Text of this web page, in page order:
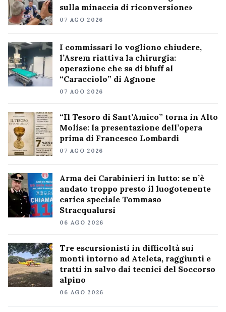
sulla minaccia di riconversione»
07 AGO 2026
I commissari lo vogliono chiudere,
l’Asrem riattiva la chirurgia:
operazione che sa di bluff al
“Caracciolo” di Agnone
07 AGO 2026
“Il Tesoro di Sant’Amico” torna in Alto
Molise: la presentazione dell’opera
prima di Francesco Lombardi
07 AGO 2026
Arma dei Carabinieri in lutto: se n’è
andato troppo presto il luogotenente
carica speciale Tommaso
Stracqualursi
06 AGO 2026
Tre escursionisti in difficoltà sui
monti intorno ad Ateleta, raggiunti e
tratti in salvo dai tecnici del Soccorso
alpino
06 AGO 2026